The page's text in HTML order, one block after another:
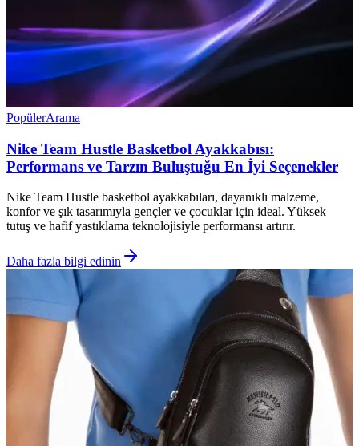
PopülerArama
Nike Team Hustle Basketbol Ayakkabısı:
Performans ve Tarzın Buluştuğu En İyi Seçenekler
Nike Team Hustle basketbol ayakkabıları, dayanıklı malzeme,
konfor ve şık tasarımıyla gençler ve çocuklar için ideal. Yüksek
tutuş ve hafif yastıklama teknolojisiyle performansı artırır.
Daha fazla bilgi edinin